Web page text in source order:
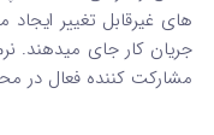
های غیرقابل تغییر ایجاد
جریان کار جای میدهند.
مشارکت‌ کننده فعال در